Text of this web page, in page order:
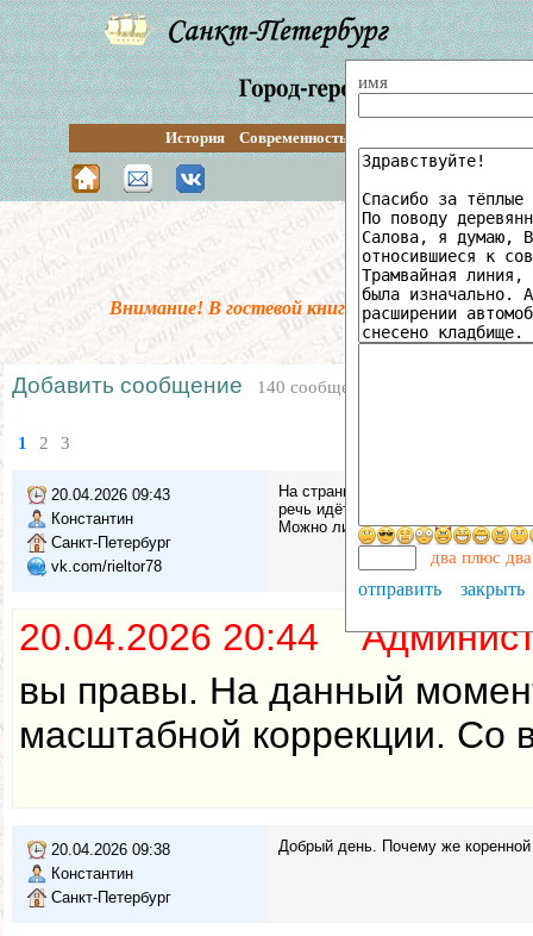
История Современность
Внимание! В гостевой книге введена
имя
два плюс два
отправить закрыть
Добавить сообщение 140 сообщений
1 2 3
20.04.2026 09:43
Константин
Санкт-Петербург
vk.com/rieltor78
На странице Купчинская
речь идёт о сериях домов)
Можно ли это кака-то подправить?
20.04.2026 20:44
вы правы. На данный
масштабной коррекции. Со
20.04.2026 09:38
Константин
Санкт-Петербург
Добрый день. Почему же коренной